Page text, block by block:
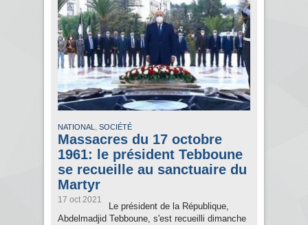
NATIONAL , SOCIÉTÉ
Massacres du 17 octobre
1961: le président Tebboune
se recueille au sanctuaire du
Martyr
17 oct 2021
Le président de la République,
Abdelmadjid Tebboune, s'est recueilli dimanche